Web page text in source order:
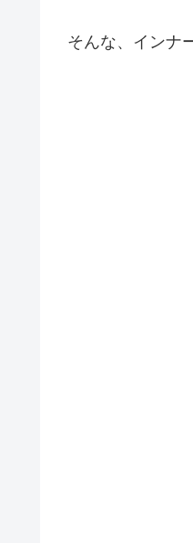
そんな、インナ